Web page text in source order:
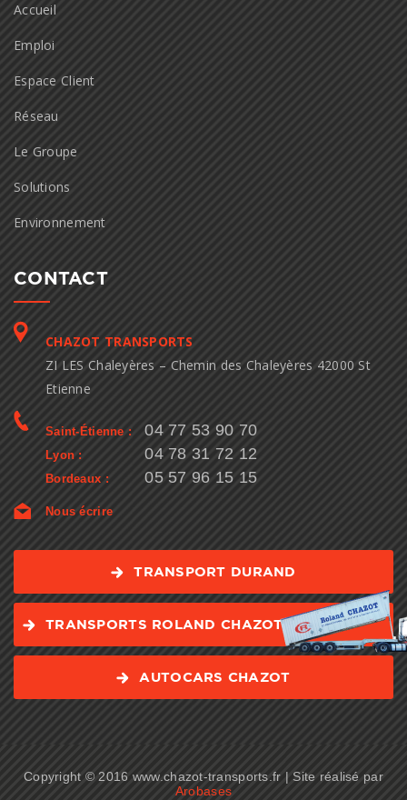
Accueil
Emploi
Espace Client
Réseau
Le Groupe
Solutions
Environnement
CONTACT
CHAZOT TRANSPORTS
ZI LES Chaleyères – Chemin des Chaleyères 42000 St
Etienne
Saint-Étienne : 04 77 53 90 70
Lyon : 04 78 31 72 12
Bordeaux : 05 57 96 15 15
Nous écrire
TRANSPORT DURAND
TRANSPORTS ROLAND CHAZOT
AUTOCARS CHAZOT
Copyright © 2016 www.chazot-transports.fr | Site réalisé par
Arobases